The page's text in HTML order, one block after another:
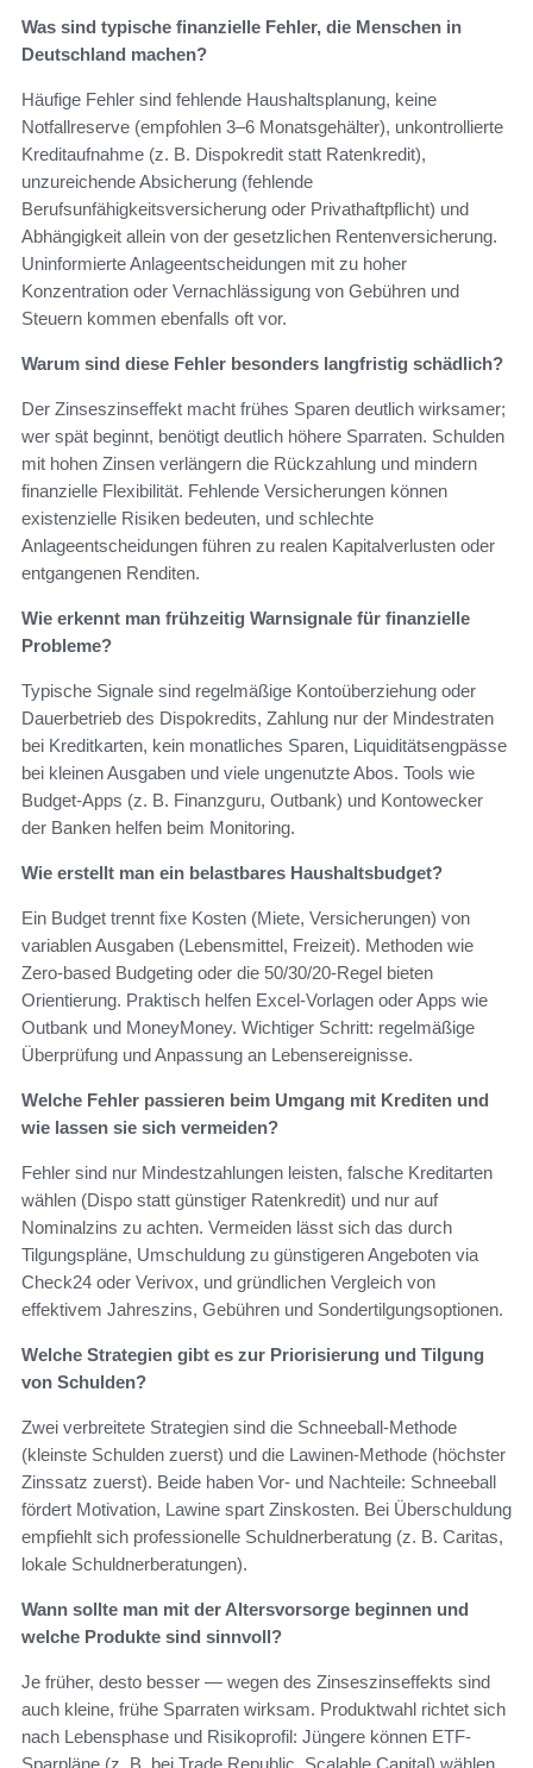
Was sind typische finanzielle Fehler, die Menschen in
Deutschland machen?
Häufige Fehler sind fehlende Haushaltsplanung, keine
Notfallreserve (empfohlen 3–6 Monatsgehälter), unkontrollierte
Kreditaufnahme (z. B. Dispokredit statt Ratenkredit),
unzureichende Absicherung (fehlende
Berufsunfähigkeitsversicherung oder Privathaftpflicht) und
Abhängigkeit allein von der gesetzlichen Rentenversicherung.
Uninformierte Anlageentscheidungen mit zu hoher
Konzentration oder Vernachlässigung von Gebühren und
Steuern kommen ebenfalls oft vor.
Warum sind diese Fehler besonders langfristig schädlich?
Der Zinseszinseffekt macht frühes Sparen deutlich wirksamer;
wer spät beginnt, benötigt deutlich höhere Sparraten. Schulden
mit hohen Zinsen verlängern die Rückzahlung und mindern
finanzielle Flexibilität. Fehlende Versicherungen können
existenzielle Risiken bedeuten, und schlechte
Anlageentscheidungen führen zu realen Kapitalverlusten oder
entgangenen Renditen.
Wie erkennt man frühzeitig Warnsignale für finanzielle
Probleme?
Typische Signale sind regelmäßige Kontoüberziehung oder
Dauerbetrieb des Dispokredits, Zahlung nur der Mindestraten
bei Kreditkarten, kein monatliches Sparen, Liquiditätsengpässe
bei kleinen Ausgaben und viele ungenutzte Abos. Tools wie
Budget-Apps (z. B. Finanzguru, Outbank) und Kontowecker
der Banken helfen beim Monitoring.
Wie erstellt man ein belastbares Haushaltsbudget?
Ein Budget trennt fixe Kosten (Miete, Versicherungen) von
variablen Ausgaben (Lebensmittel, Freizeit). Methoden wie
Zero-based Budgeting oder die 50/30/20-Regel bieten
Orientierung. Praktisch helfen Excel-Vorlagen oder Apps wie
Outbank und MoneyMoney. Wichtiger Schritt: regelmäßige
Überprüfung und Anpassung an Lebensereignisse.
Welche Fehler passieren beim Umgang mit Krediten und
wie lassen sie sich vermeiden?
Fehler sind nur Mindestzahlungen leisten, falsche Kreditarten
wählen (Dispo statt günstiger Ratenkredit) und nur auf
Nominalzins zu achten. Vermeiden lässt sich das durch
Tilgungspläne, Umschuldung zu günstigeren Angeboten via
Check24 oder Verivox, und gründlichen Vergleich von
effektivem Jahreszins, Gebühren und Sondertilgungsoptionen.
Welche Strategien gibt es zur Priorisierung und Tilgung
von Schulden?
Zwei verbreitete Strategien sind die Schneeball-Methode
(kleinste Schulden zuerst) und die Lawinen-Methode (höchster
Zinssatz zuerst). Beide haben Vor- und Nachteile: Schneeball
fördert Motivation, Lawine spart Zinskosten. Bei Überschuldung
empfiehlt sich professionelle Schuldnerberatung (z. B. Caritas,
lokale Schuldnerberatungen).
Wann sollte man mit der Altersvorsorge beginnen und
welche Produkte sind sinnvoll?
Je früher, desto besser — wegen des Zinseszinseffekts sind
auch kleine, frühe Sparraten wirksam. Produktwahl richtet sich
nach Lebensphase und Risikoprofil: Jüngere können ETF-